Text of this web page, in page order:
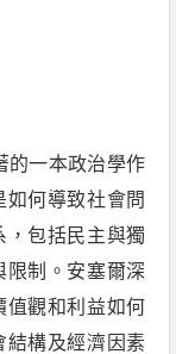
的一本政治學作
何導致社會問
，包括民主與獨
限制。安塞爾深
值觀和利益如何
結構及經濟因素